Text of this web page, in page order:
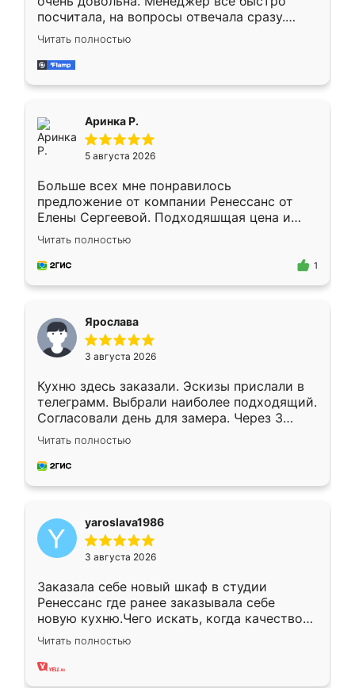
посчитала, на вопросы отвечала сразу.
Замерщик приехал в субботу, подошёл к
делу со всей ответственностью. Собрали
за день, ребята работали аккуратно, даже
Читать полностью
Аринка Р.
5 августа 2026
Больше всех мне понравилось
предложение от компании Ренессанс от
Елены Сергеевой. Подходяшщая цена и
короткие сроки изготовления. Приехавший
для замера сотрудник Владислав
предложил по моему эскизу самый
Читать полностью
1
Ярослава
3 августа 2026
Кухню здесь заказали. Эскизы прислали в
телеграмм. Выбрали наиболее подходящий.
Согласовали день для замера. Через 3
недели кухня была уже готова. Остались
довольны работой. Спасибо Ренессанс
мебель за качественную работу!
Читать полностью
yaroslava1986
3 августа 2026
Заказала себе новый шкаф в студии
Ренессанс где ранее заказывала себе
новую кухню.Чего искать, когда качеством
вполне довольна. Служит кухня уже почти
два года, нареканий нет.
Читать полностью